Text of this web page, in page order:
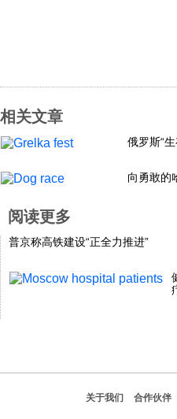
相关文章
俄罗斯“
向勇敢的
阅读更多
普京称高铁建设“正全力推进”
关于我们 合作伙伴